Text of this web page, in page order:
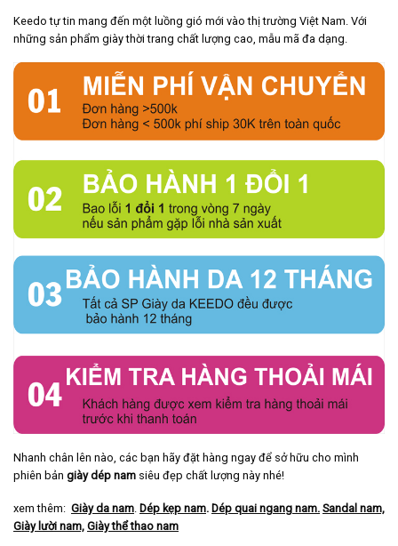
Keedo tự tin mang đến một luồng gió mới vào thị trường Việt Nam. Với
những sản phẩm giày thời trang chất lượng cao, mẫu mã đa dạng.
Nhanh chân lên nào, các bạn hãy đặt hàng ngay để sở hữu cho mình
phiên bản giày dép nam siêu đẹp chất lượng này nhé!
xem thêm: Giày da nam Dép kẹp nam. Dép quai ngang nam. Sandal nam,
Giày lười nam, Giày thể thao nam